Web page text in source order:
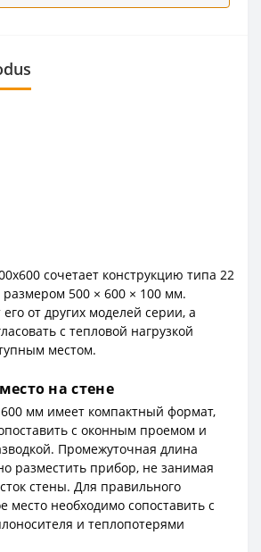
сочетает конструкцию типа 22
500 × 600 × 100 мм.
от других моделей серии, а
с тепловой нагрузкой
местом.
на стене
мм имеет компактный формат,
с оконным проемом и
Промежуточная длина
разместить прибор, не занимая
стены. Для правильного
место необходимо сопоставить с
и теплопотерями